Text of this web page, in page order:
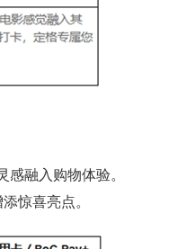
融入购物体验。
惊喜亮点。